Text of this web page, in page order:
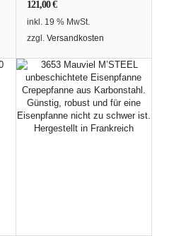
121,00€
inkl. 19 % MwSt.
zzgl. Versandkosten